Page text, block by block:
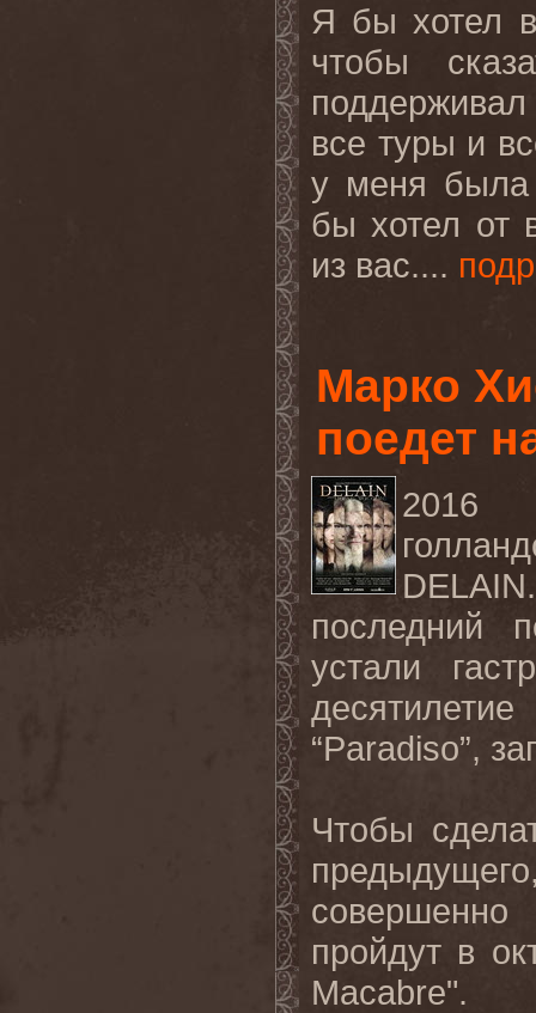
Я бы хотел
чтобы
все туры и
у меня была
бы хотел от
из вас....
Марко
поедет
2016
DELAIN
последний
устали
“Paradiso”,
Чтобы
пройдут в
Macabre".